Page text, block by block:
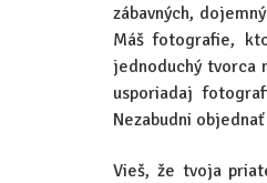
zábavných,
Máš fotografie,
jednoduchý tvorca
usporiadaj
Nezabudni
Vieš, že tvoja